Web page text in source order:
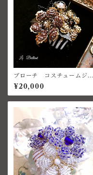
ブローチ コスチュームジュ
エリー ベネチアン
¥20,000